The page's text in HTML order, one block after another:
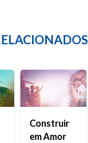
Construir
em Amor